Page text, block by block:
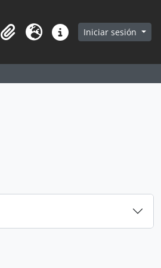
Portapapeles
Idioma Enlaces rápidos
Iniciar sesión